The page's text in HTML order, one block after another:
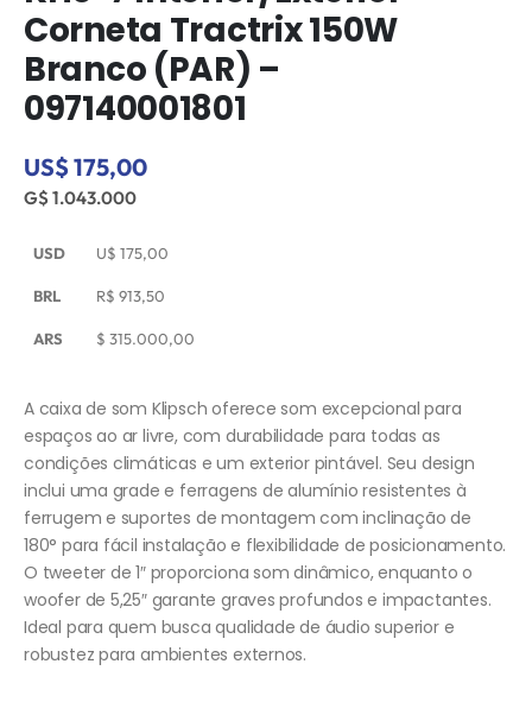
Corneta Tractrix 150W
Branco (PAR) –
097140001801
US$ 175,00
G$ 1.043.000
USD U$ 175,00
BRL R$ 913,50
ARS $ 315.000,00
A caixa de som Klipsch oferece som excepcional para
espaços ao ar livre, com durabilidade para todas as
condições climáticas e um exterior pintável. Seu design
inclui uma grade e ferragens de alumínio resistentes à
ferrugem e suportes de montagem com inclinação de
180° para fácil instalação e flexibilidade de posicionamento.
O tweeter de 1″ proporciona som dinâmico, enquanto o
woofer de 5,25″ garante graves profundos e impactantes.
Ideal para quem busca qualidade de áudio superior e
robustez para ambientes externos.